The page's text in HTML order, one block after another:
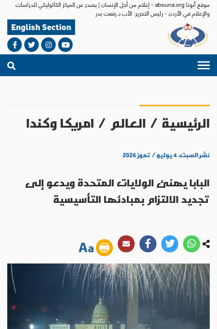
موقع أبونا abouna.org - إعلام من أجل الإنسان | يصدر عن المركز الكاثوليكي للدراسات
والإعلام في الأردن - رئيس التحرير: الأب د.رفعت بدر
English Section
الرئيسية / العالم / امريكا وكندا
نشر السبت، ٤ يوليو / تموز ٢٠٢٦
البابا يهنئ الولايات المتحدة ويدعو إلى
تجديد الالتزام بمبادئها التأسيسية